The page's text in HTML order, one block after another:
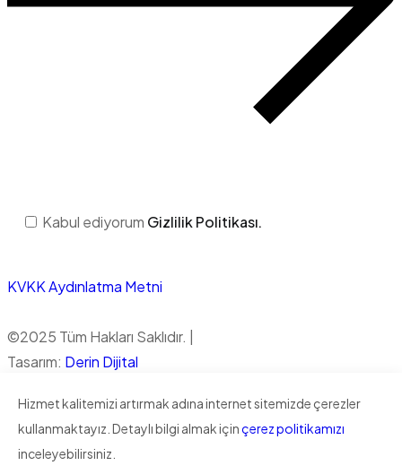
Kabul ediyorum Gizlilik Politikası.
KVKK Aydınlatma Metni
©2025 Tüm Hakları Saklıdır. |
Tasarım: Derin Dijital
Gizlilik Politikası
Hizmet kalitemizi artırmak adına internet sitemizde çerezler
kullanmaktayız. Detaylı bilgi almak içinçerez politikamızı
inceleyebilirsiniz.